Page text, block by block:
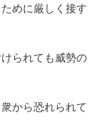
めに厳しく接す
られても威勢の
から恐れられて